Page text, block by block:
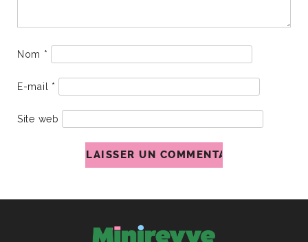
Nom *
E-mail *
Site web